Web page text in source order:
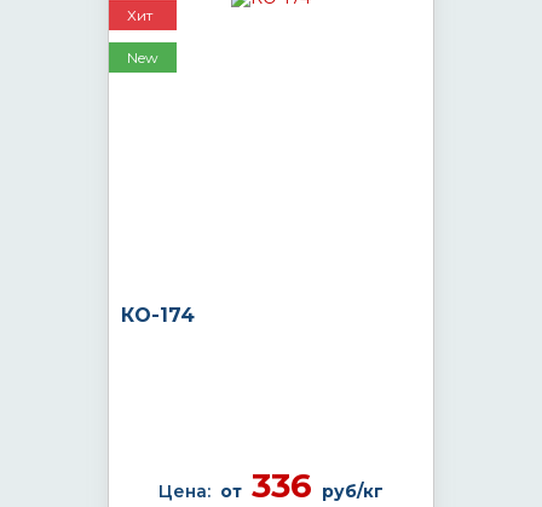
Хит
New
КО-174
Цена: от 336 руб/кг